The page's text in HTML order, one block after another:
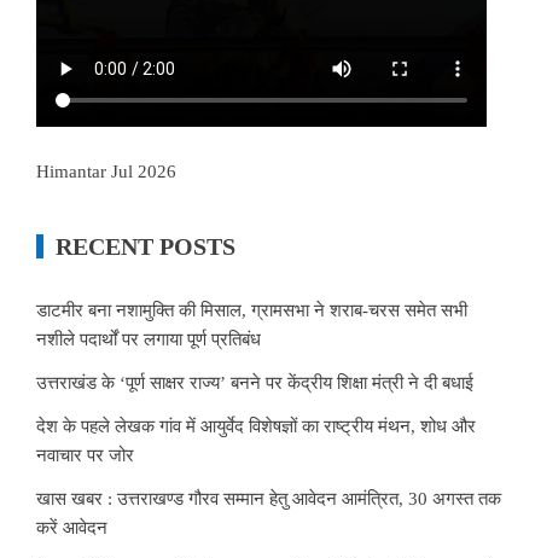
Himantar Jul 2026
RECENT POSTS
डाटमीर बना नशामुक्ति की मिसाल, ग्रामसभा ने शराब-चरस समेत सभी
नशीले पदार्थों पर लगाया पूर्ण प्रतिबंध
उत्तराखंड के ‘पूर्ण साक्षर राज्य’ बनने पर केंद्रीय शिक्षा मंत्री ने दी बधाई
देश के पहले लेखक गांव में आयुर्वेद विशेषज्ञों का राष्ट्रीय मंथन, शोध और
नवाचार पर जोर
खास खबर : उत्तराखण्ड गौरव सम्मान हेतु आवेदन आमंत्रित, 30 अगस्त तक
करें आवेदन